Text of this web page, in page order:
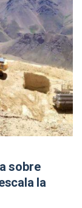
sobre
la